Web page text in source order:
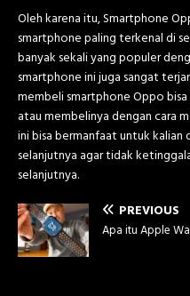
Oleh karena itu, Smartphone
smartphone paling terkenal di
banyak sekali yang populer
smartphone ini juga sangat
membeli smartphone Oppo
atau membelinya dengan cara
ini bisa bermanfaat untuk
selanjutnya agar tidak
selanjutnya.
PREVIOUS
Apa itu Apple